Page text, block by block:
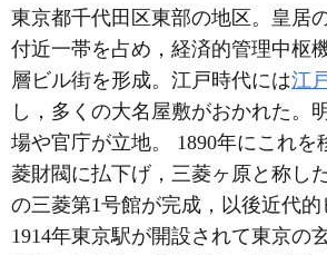
東京都千代田区東部の地区。皇居
付近一帯を占め，経済的管理中枢
層ビル街を形成。江戸時代には江
し，多くの大名屋敷がおかれた。
場や官庁が立地。 1890年にこれを
菱財閥に払下げ，三菱ヶ原と称し
の三菱第1号館が完成，以後近代的
1914年東京駅が開設されて東京の